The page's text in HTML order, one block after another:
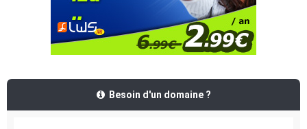
Besoin d'un domaine ?